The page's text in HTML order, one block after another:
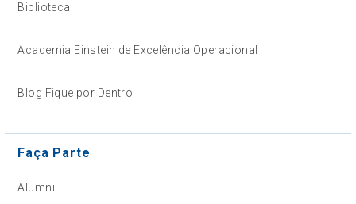
Biblioteca
Academia Einstein de Excelência Operacional
Blog Fique por Dentro
Faça Parte
Alumni